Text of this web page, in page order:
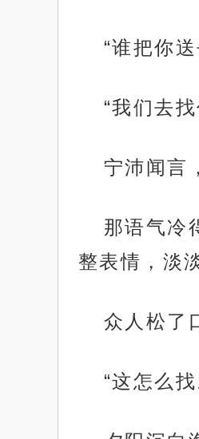
“谁把你
“我们去
宁沛闻言
那语气冷
整表情，淡
众人松了
“这怎么